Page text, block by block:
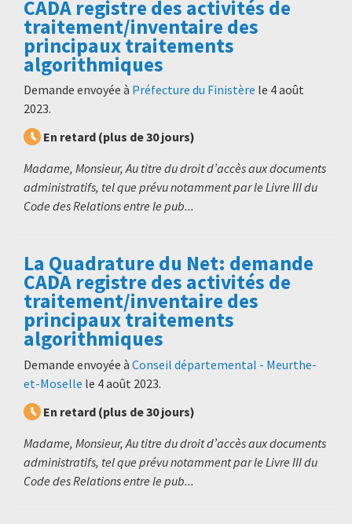
CADA registre des activités de
traitement/inventaire des
principaux traitements
algorithmiques
Demande envoyée à Préfecture du Finistère le 4 août
2023.
En retard (plus de 30 jours)
Madame, Monsieur, Au titre du droit d’accès aux documents
administratifs, tel que prévu notamment par le Livre III du
Code des Relations entre le pub...
La Quadrature du Net: demande
CADA registre des activités de
traitement/inventaire des
principaux traitements
algorithmiques
Demande envoyée à Conseil départemental - Meurthe-
et-Moselle le 4 août 2023.
En retard (plus de 30 jours)
Madame, Monsieur, Au titre du droit d’accès aux documents
administratifs, tel que prévu notamment par le Livre III du
Code des Relations entre le pub...